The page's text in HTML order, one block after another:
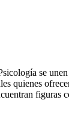
se
quienes
figuras